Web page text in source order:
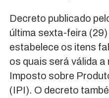
Decreto publicado
última sexta-feira
estabelece os itens
os quais será válida
Imposto sobre
(IPI). O decreto